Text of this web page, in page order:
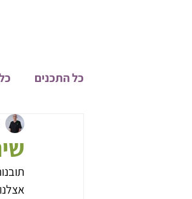
כל התכנים
קהילת און
פיתוח